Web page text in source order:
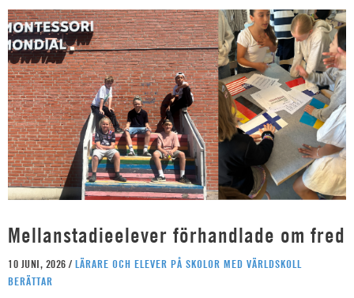
Mellanstadieelever förhandlade om fred
10 JUNI, 2026 / LÄRARE OCH ELEVER PÅ SKOLOR MED VÄRLDSKOLL
BERÄTTAR